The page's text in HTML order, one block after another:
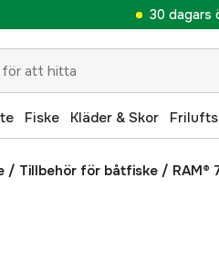
30 dagars
Fiske Kläder & Skor
/ Tillbehör för båtfiske / RAM®